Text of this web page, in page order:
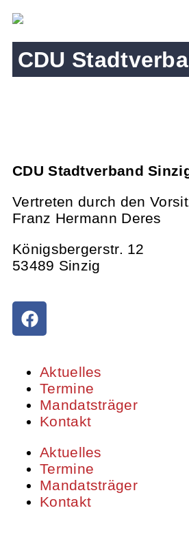
CDU
CDU Stadtverband
Vertreten durch den
Franz Hermann Deres
Königsbergerstr. 12
53489 Sinzig
Aktuelles
Termine
Mandatsträger
Kontakt
Aktuelles
Termine
Mandatsträger
Kontakt